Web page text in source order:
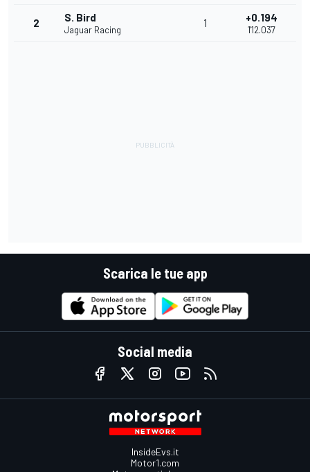
2 S. Bird
Jaguar Racing
1 +0.194
1'12.037
Scarica le tue app
Social media
InsideEvs.it
Motor1.com